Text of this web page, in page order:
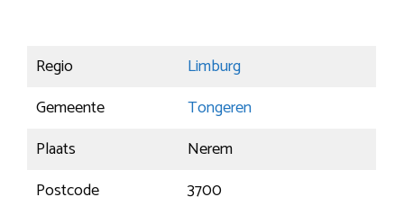
Regio
Limburg
Gemeente
Tongeren
Plaats
Nerem
Postcode
3700